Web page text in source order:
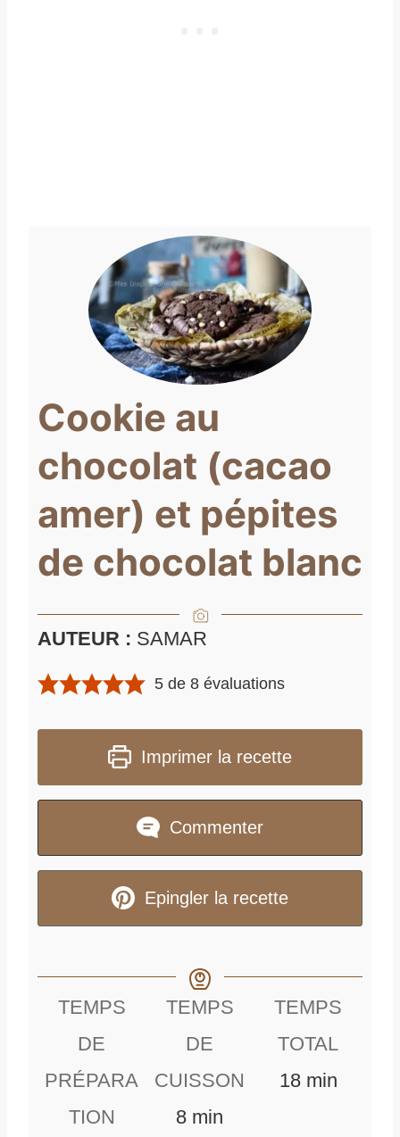
Cookie au
chocolat (cacao
amer) et pépites
de chocolat blanc
AUTEUR : SAMAR
5 de8 évaluations
Imprimer la recette
Commenter
Epingler la recette
TEMPS
DE
PRÉPARA
TION
TEMPS
DE
CUISSON
8mmin
TEMPS
TOTAL
18mmin